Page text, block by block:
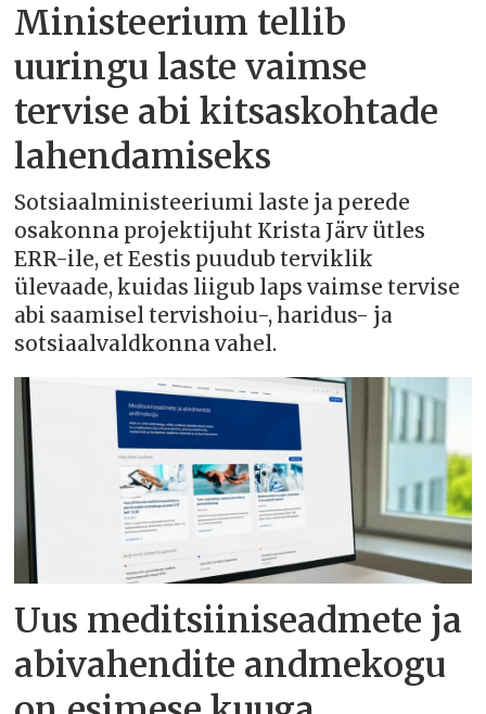
Ministeerium tellib
uuringu laste vaimse
tervise abi kitsaskohtade
lahendamiseks
Sotsiaalministeeriumi laste ja perede
osakonna projektijuht Krista Järv ütles
ERR-ile, et Eestis puudub terviklik
ülevaade, kuidas liigub laps vaimse tervise
abi saamisel tervishoiu-, haridus- ja
sotsiaalvaldkonna vahel.
Uus meditsiiniseadmete ja
abivahendite andmekogu